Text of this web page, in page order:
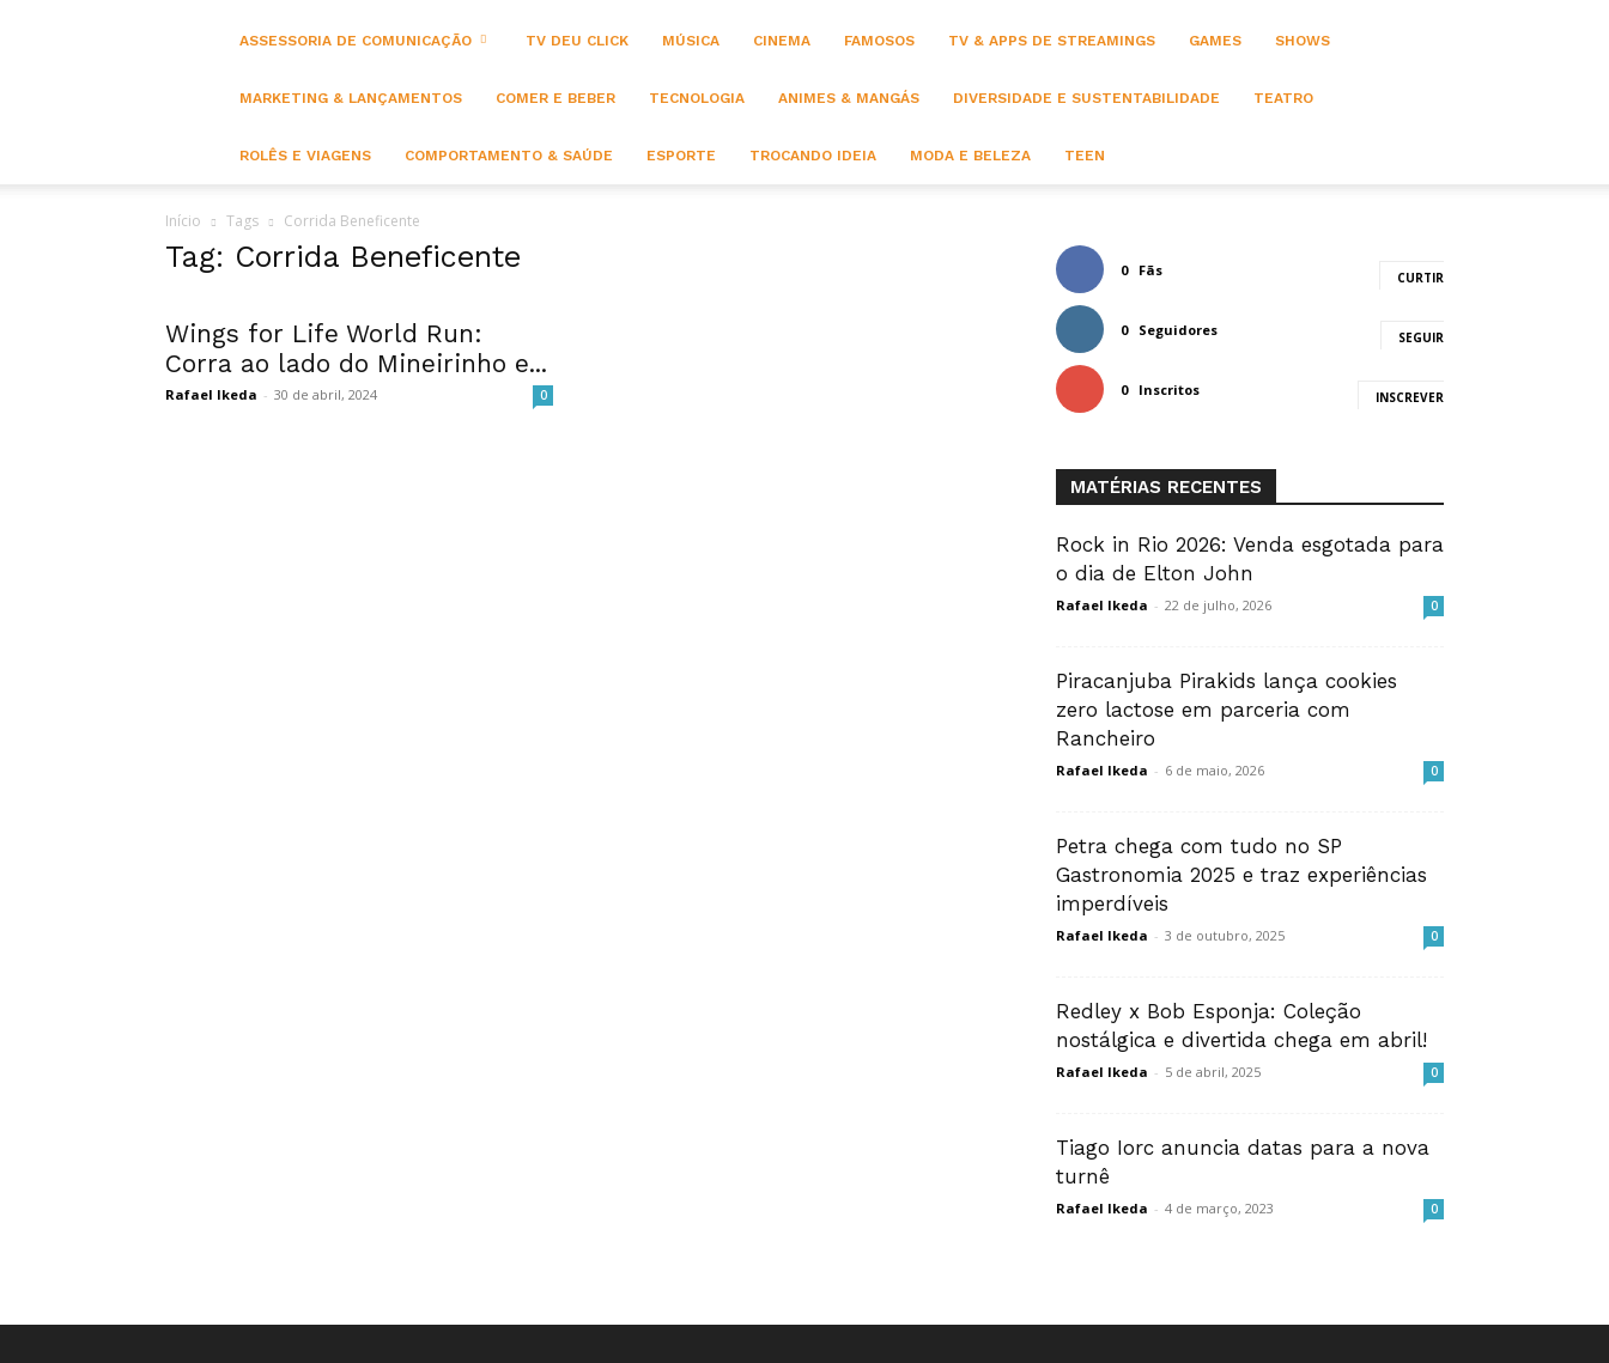
ASSESSORIA DE COMUNICAÇÃO TV DEU CLICK MÚSICA CINEMA FAMOSOS TV & APPS DE STREAMINGS GAMES SHOWS
MARKETING & LANÇAMENTOS COMER E BEBER TECNOLOGIA ANIMES & MANGÁS DIVERSIDADE E SUSTENTABILIDADE TEATRO
ROLÊS E VIAGENS COMPORTAMENTO & SAÚDE ESPORTE TROCANDO IDEIA MODA E BELEZA TEEN
Início Tags Corrida Beneficente
Tag: Corrida Beneficente
Wings for Life World Run:
Corra ao lado do Mineirinho e...
Rafael Ikeda - 30 de abril, 2024 0
0 Fãs CURTIR
0 Seguidores SEGUIR
0 Inscritos INSCREVER
MATÉRIAS RECENTES
Rock in Rio 2026: Venda esgotada para
o dia de Elton John
Rafael Ikeda - 22 de julho, 2026 0
Piracanjuba Pirakids lança cookies
zero lactose em parceria com
Rancheiro
Rafael Ikeda - 6 de maio, 2026 0
Petra chega com tudo no SP
Gastronomia 2025 e traz experiências
imperdíveis
Rafael Ikeda - 3 de outubro, 2025 0
Redley x Bob Esponja: Coleção
nostálgica e divertida chega em abril!
Rafael Ikeda - 5 de abril, 2025 0
Tiago Iorc anuncia datas para a nova
turnê
Rafael Ikeda - 4 de março, 2023 0